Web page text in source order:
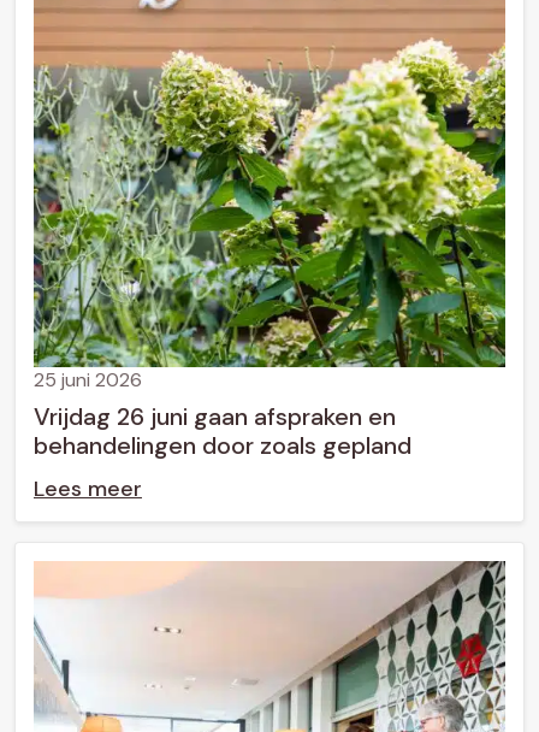
Vrijdag 26 juni gaan afspraken en
behandelingen door zoals gepland
25 juni 2026
Lees meer